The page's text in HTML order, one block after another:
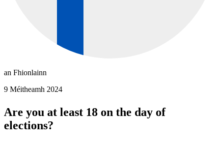
an Fhionlainn
9 Méitheamh 2024
Are you at least 18 on the day of
elections?